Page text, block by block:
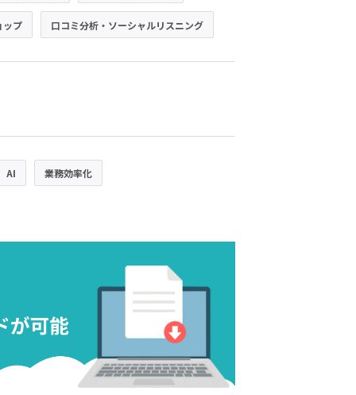
ップ 口コミ分析・ソーシャルリスニング
AI 業務効率化